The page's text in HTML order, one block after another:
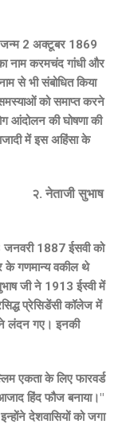
जन्म 2 अक्टूबर 1869
नाम करमचंद गांधी और
से भी संबोधित किया
को समाप्त करने
आंदोलन की घोषणा की
में इस अहिंसा के
1887 ईसवी को
के गणमान्य वकील थे
जी ने 1913 ईस्वी में
प्रेसिडेंसी कॉलेज में
लंदन गए। इनकी
के लिए फारवर्ड
हिंद फौज बनाया।"
देशवासियों को जगा